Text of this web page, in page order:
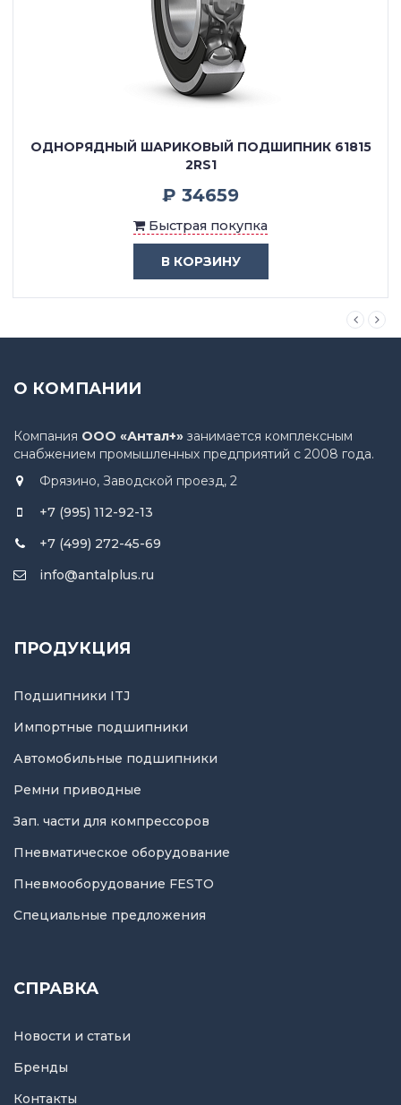
ОДНОРЯДНЫЙ ШАРИКОВЫЙ ПОДШИПНИК 61815
2RS1
₽ 34659
Быстрая покупка
В КОРЗИНУ
О КОМПАНИИ
Компания ООО «Антал+» занимается комплексным
снабжением промышленных предприятий с 2008 года.
Фрязино, Заводской проезд, 2
+7 (995) 112-92-13
+7 (499) 272-45-69
info@antalplus.ru
ПРОДУКЦИЯ
Подшипники ITJ
Импортные подшипники
Автомобильные подшипники
Ремни приводные
Зап. части для компрессоров
Пневматическое оборудование
Пневмооборудование FESTO
Специальные предложения
СПРАВКА
Новости и статьи
Бренды
Контакты